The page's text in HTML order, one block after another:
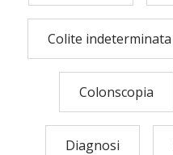
Colite indeterminata
Colonscopia
Diagnosi